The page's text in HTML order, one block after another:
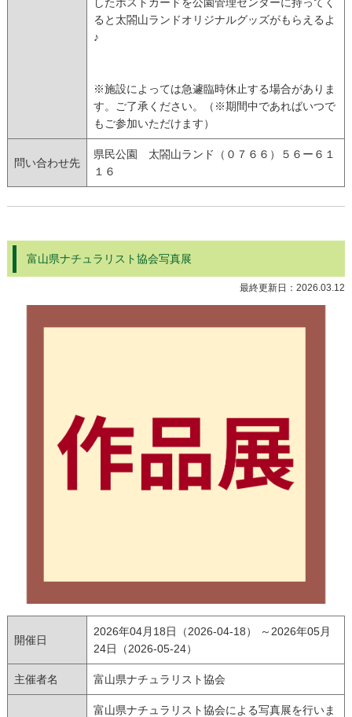
ると太閤山ランドオリジナルグッズがもらえるよ
♪
※施設によっては急遽臨時休止する場合がありま
す。ご了承ください。（※期間中であればいつで
もご参加いただけます）
問い合わせ先
県民公園 太閤山ランド（０７６６）５６ー６１
１６
富山県ナチュラリスト協会写真展
最終更新日：2026.03.12
開催日
2026年04月18日（2026-04-18） ～2026年05月
24日（2026-05-24）
主催者名 富山県ナチュラリスト協会
富山県ナチュラリスト協会による写真展を行いま